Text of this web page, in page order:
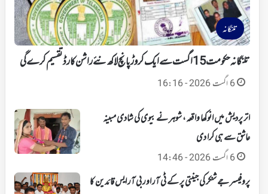
تلنگانہ
تلنگانہ حکومت 15 اگست سے ایک کروڑ پانچ لاکھ نئے راشن کارڈ تقسیم کرے گی
6 اگست 2026 - 16:16
اتر پردیش میں انوکھا واقعہ، شوہر نے بیوی کی شادی مبینہ
عاشق سے ہی کرا دی
6 اگست 2026 - 14:46
پروفیسر جے شنکر کی جینتی پر کے ٹی آر اور بی آر ایس قائدین کا